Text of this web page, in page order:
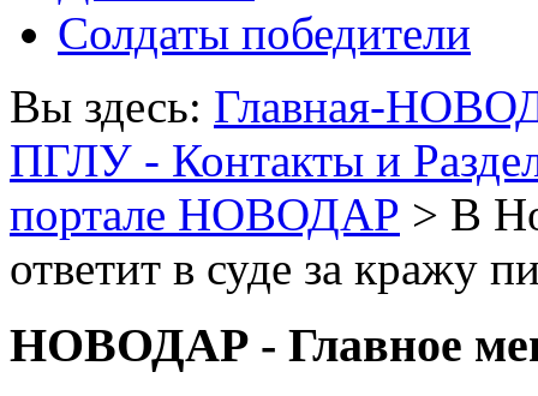
Солдаты победители
Вы здесь: Главная-
ПГЛУ - Контакты и
портале НОВОДАР > В
ответит в суде за кражу
НОВОДАР - Главное